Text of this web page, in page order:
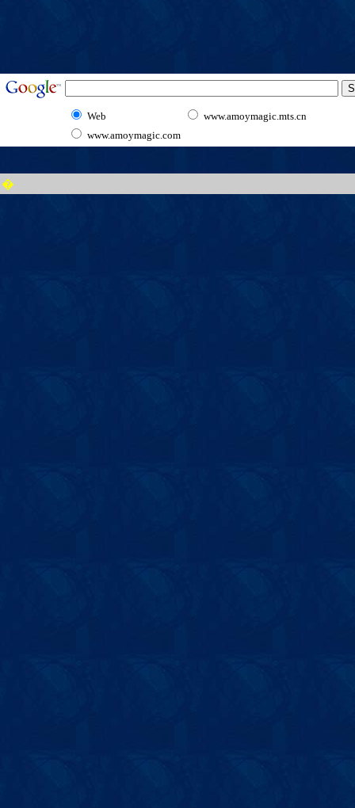
Web
www.amoymagic.mts.cn
www.amoymagic.com
�